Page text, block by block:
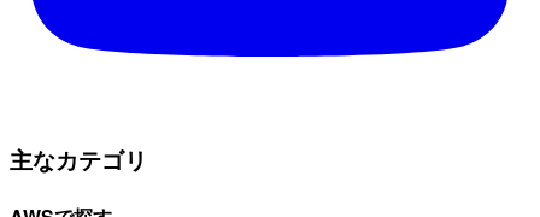
主なカテゴリ